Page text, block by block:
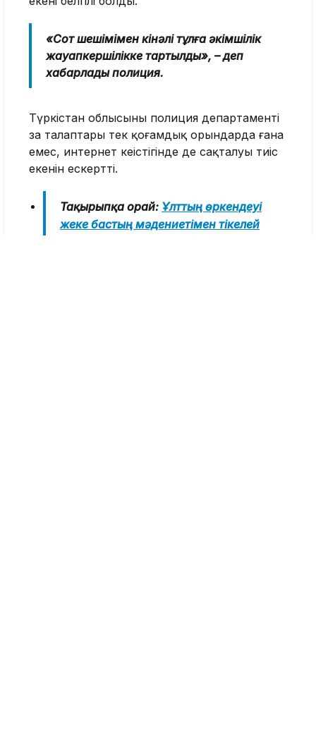
«Сот шешімімен кінәлі тұлға әкімшілік
жауапкершілікке тартылды», – деп
хабарлады полиция.
Түркістан облысының полиция департаменті
заң талаптары тек қоғамдық орындарда ғана
емес, интернет кеңістігінде де сақталуы тиіс
екенін ескертті.
Тақырыпқа орай: Ұлттың өркендеуі
жеке бастың мәдениетімен тікелей